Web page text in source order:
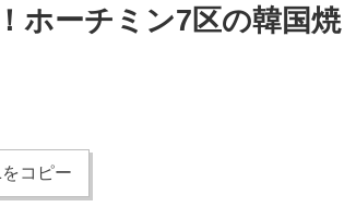
ホーチミン7区の韓国焼
コピー